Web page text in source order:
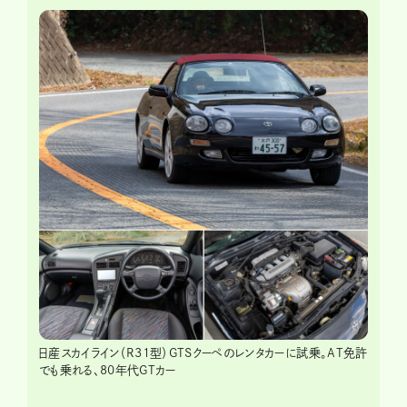
日産スカイライン（R31型）GTSクーペのレンタカーに試乗。AT免許
でも乗れる、80年代GTカー